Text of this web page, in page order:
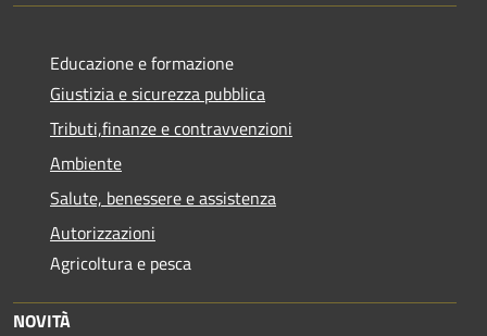
Educazione e formazione
Giustizia e sicurezza pubblica
Tributi,finanze e contravvenzioni
Ambiente
Salute, benessere e assistenza
Autorizzazioni
Agricoltura e pesca
NOVITÀ